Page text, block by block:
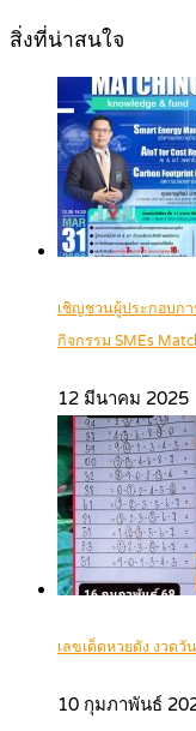
สิ่งที่น่าสนใจ
เชิญชวนผู้ประกอบกา
กิจกรรม SMEs
12 มีนาคม 2025
เลขเด็ดหวยดัง งวด
10 กุมภาพันธ์